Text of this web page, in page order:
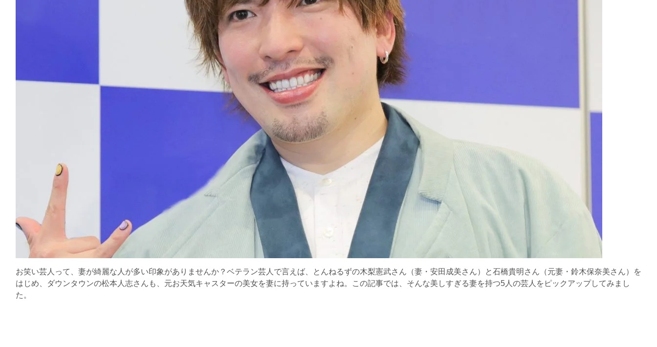
お笑い芸人って、妻が綺麗な人が多い印象がありませんか？ベテラン芸人で言えば、とんねるずの木梨憲武さん（妻・安田成美さん）と石橋貴明さん（元妻・鈴木保奈美さん）を
はじめ、ダウンタウンの松本人志さんも、元お天気キャスターの美女を妻に持っていますよね。この記事では、そんな美しすぎる妻を持つ5 人の芸人をピックアップしてみまし
た。